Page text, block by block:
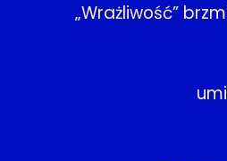
„Wrażliwość”